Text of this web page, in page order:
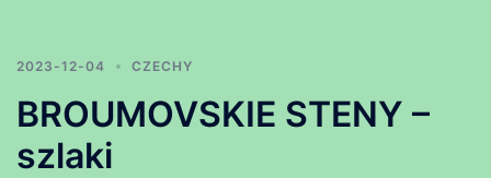
2023-12-04 CZECHY
BROUMOVSKIE STENY –
szlaki